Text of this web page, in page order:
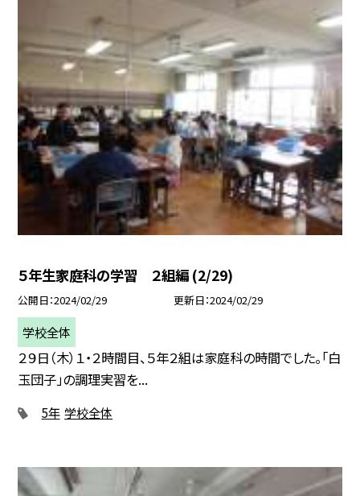
５年生家庭科の学習 ２組編 (2/29)
公開日 2024/02/29 更新日 2024/02/29
学校全体
２９日（木）１・２時間目、５年２組は家庭科の時間でした。「白
玉団子」の調理実習を...
5年 学校全体